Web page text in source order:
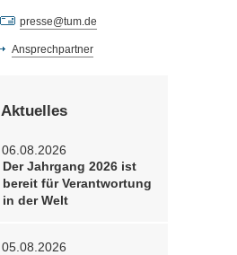
presse@tum.de
Ansprechpartner
Aktuelles
06.08.2026
Der Jahrgang 2026 ist
bereit für Verantwortung
in der Welt
05.08.2026